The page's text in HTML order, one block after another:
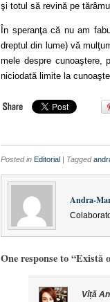
şi totul să revină pe
În speranţa că nu am
dreptul din lume) vă
mele despre
niciodată limite la
Posted in Editorial | Tagged
Andra-
One response to
Vîță